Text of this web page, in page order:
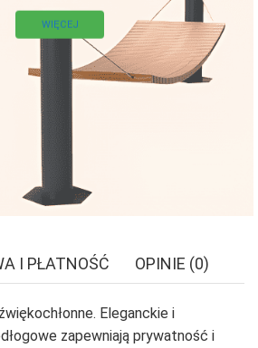
WIĘCEJ
I PŁATNOŚĆ OPINIE (0)
Eleganckie i
zapewniają prywatność i